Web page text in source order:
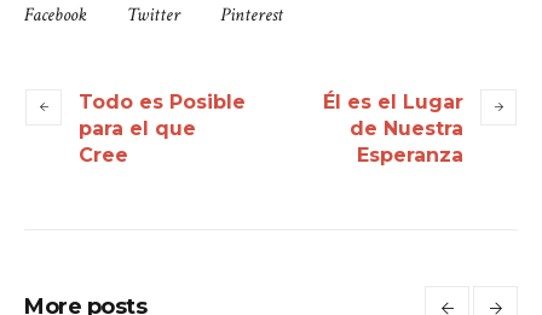
Facebook Twitter Pinterest
Todo es Posible
para el que
Cree
Él es el Lugar
de Nuestra
Esperanza
More posts